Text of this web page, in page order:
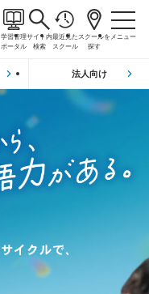
学習管理
ポータル
サイト内
検索
最近見た
スクール
スクールを
探す
メニュー
法人向け